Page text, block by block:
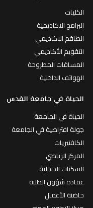
الكليات
البرامج الاكاديمية
الطاقم الاكاديمي
التقويم الأكاديمي
المساقات المطروحة
الهواتف الداخلية
الحياة في جامعة القدس
الحياة في الجامعة
جولة افتراضية في الجامعة
الكافتيريات
المركز الرياضي
السكنات الداخلية
عمادة شؤون الطلبة
حاضنة الأعمال